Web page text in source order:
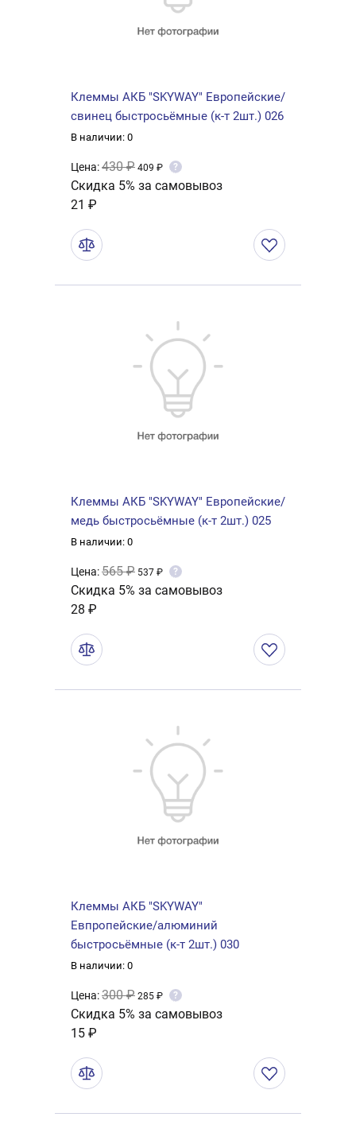
Клеммы АКБ "SKYWAY" Европейские/
свинец быстросьёмные (к-т 2шт.) 026
В наличии: 0
Цена:430 ₽ 409 ₽ ?
Скидка 5% за самовывоз
21 ₽
Клеммы АКБ "SKYWAY" Европейские/
медь быстросьёмные (к-т 2шт.) 025
В наличии: 0
Цена:565 ₽ 537 ₽ ?
Скидка 5% за самовывоз
28 ₽
Клеммы АКБ "SKYWAY"
Евпропейские/алюминий
быстросьёмные (к-т 2шт.) 030
В наличии: 0
Цена:300 ₽ 285 ₽ ?
Скидка 5% за самовывоз
15 ₽